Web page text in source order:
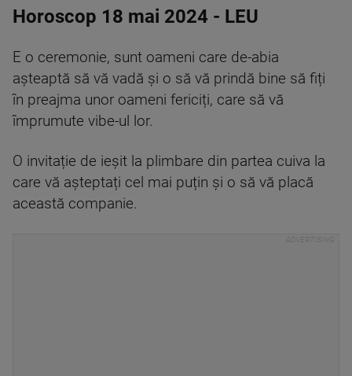
Horoscop 18 mai 2024 - LEU
E o ceremonie, sunt oameni care de-abia
așteaptă să vă vadă și o să vă prindă bine să fiți
în preajma unor oameni fericiți, care să vă
împrumute vibe-ul lor.
O invitație de ieșit la plimbare din partea cuiva la
care vă așteptați cel mai puțin și o să vă placă
această companie.